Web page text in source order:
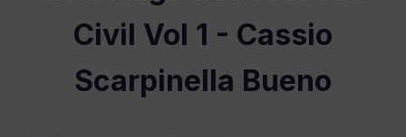
Civil Vol 1 - Cassio
Scarpinella Bueno